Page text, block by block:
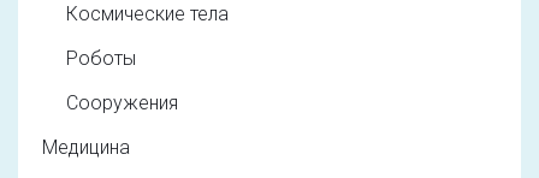
Космические тела
Роботы
Сооружения
Медицина